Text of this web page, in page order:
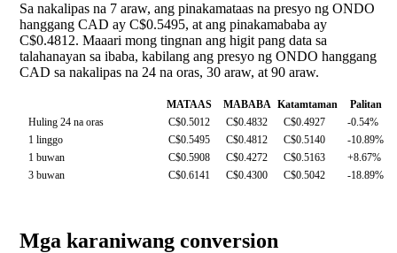
Sa nakalipas na 7 araw, ang pinakamataas na presyo ng ONDO
hanggang CAD ay C$0.5495, at ang pinakamababa ay
C$0.4812. Maaari mong tingnan ang higit pang data sa
talahanayan sa ibaba, kabilang ang presyo ng ONDO hanggang
CAD sa nakalipas na 24 na oras, 30 araw, at 90 araw.
MATAAS MABABA Katamtaman
Palitan
Huling 24 na oras
C$0.5012 C$0.4832 C$0.4927
-0.54%
1 linggo
C$0.5495 C$0.4812 C$0.5140
-10.89%
1 buwan
C$0.5908 C$0.4272 C$0.5163
+8.67%
3 buwan
C$0.6141 C$0.4300 C$0.5042 -18.89%
Mga karaniwang conversion